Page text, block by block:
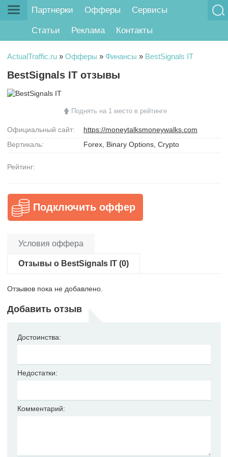
Партнерки Офферы Сервисы
Статьи Реклама Контакты
ActualTraffic.ru » Офферы » Финансы » BestSignals IT
BestSignals IT отзывы
Поднять на 1 место в рейтинге
Официальный сайт:
https://moneytalksmoneywalks.com
Вертикаль:
Forex, Binary Options, Crypto
Рейтинг:
Подключить оффер
Условия оффера
Отзывы о BestSignals IT (0)
Отзывов пока не добавлено.
Добавить отзыв
Достоинства:
Недостатки:
Комментарий: